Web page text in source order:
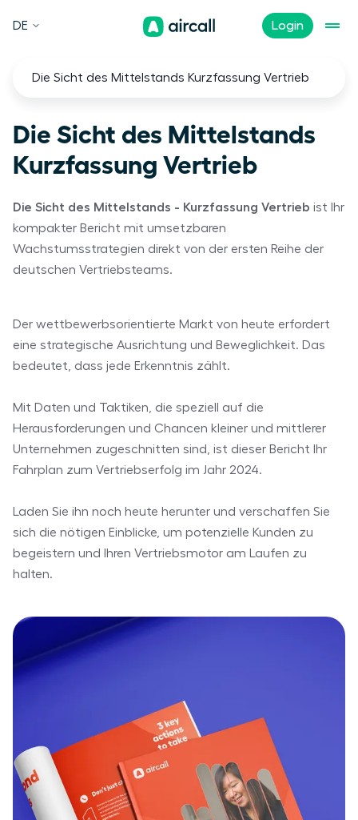
Login
DE
Die Sicht des Mittelstands Kurzfassung Vertrieb
Die Sicht des Mittelstands
Kurzfassung Vertrieb
Die Sicht des Mittelstands - Kurzfassung Vertrieb ist Ihr
kompakter Bericht mit umsetzbaren
Wachstumsstrategien direkt von der ersten Reihe der
deutschen Vertriebsteams.
Der wettbewerbsorientierte Markt von heute erfordert
eine strategische Ausrichtung und Beweglichkeit. Das
bedeutet, dass jede Erkenntnis zählt.
Mit Daten und Taktiken, die speziell auf die
Herausforderungen und Chancen kleiner und mittlerer
Unternehmen zugeschnitten sind, ist dieser Bericht Ihr
Fahrplan zum Vertriebserfolg im Jahr 2024.
Laden Sie ihn noch heute herunter und verschaffen Sie
sich die nötigen Einblicke, um potenzielle Kunden zu
begeistern und Ihren Vertriebsmotor am Laufen zu
halten.